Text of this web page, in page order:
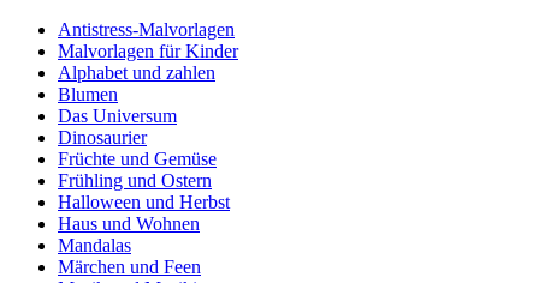
Antistress-Malvorlagen
Malvorlagen für Kinder
Alphabet und zahlen
Blumen
Das Universum
Dinosaurier
Früchte und Gemüse
Frühling und Ostern
Halloween und Herbst
Haus und Wohnen
Mandalas
Märchen und Feen